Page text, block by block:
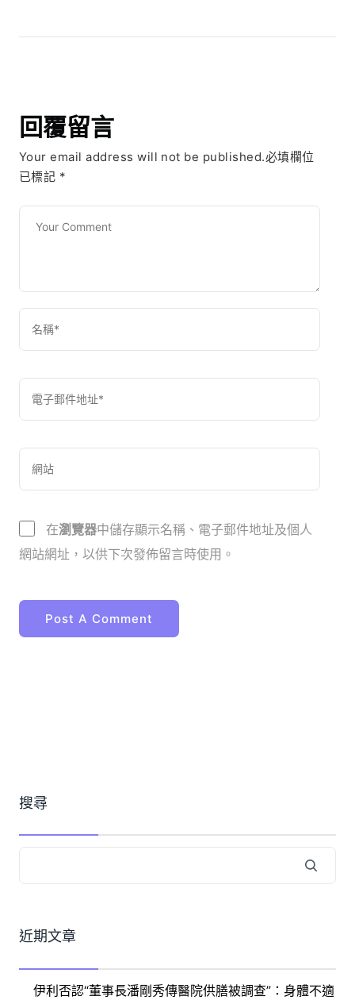
回覆留言
Your email address will not be published.必填欄位
已標記 *
在瀏覽器中儲存顯示名稱、電子郵件地址及個人
網站網址，以供下次發佈留言時使用。
搜尋
近期文章
伊利否認“董事長潘剛秀傳醫院供膳被調查”：身體不適